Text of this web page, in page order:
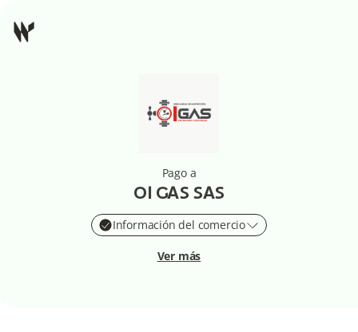
Pago a
OI GAS SAS
Información del comercio
Ver más